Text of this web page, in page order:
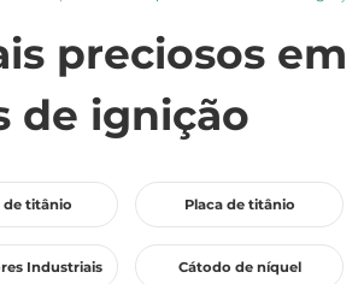
preciosos em
de ignição
de titânio Placa de titânio
Industriais Cátodo de níquel